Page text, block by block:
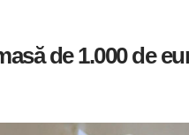
de 1.000 de